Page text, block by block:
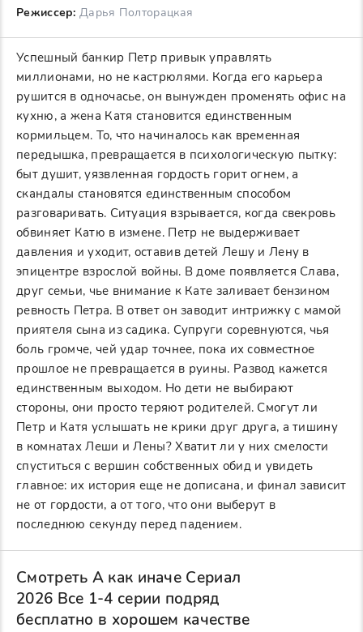
Режиссер: Дарья Полторацкая
Успешный банкир Петр привык управлять
миллионами, но не кастрюлями. Когда его карьера
рушится в одночасье, он вынужден променять офис на
кухню, а жена Катя становится единственным
кормильцем. То, что начиналось как временная
передышка, превращается в психологическую пытку:
быт душит, уязвленная гордость горит огнем, а
скандалы становятся единственным способом
разговаривать. Ситуация взрывается, когда свекровь
обвиняет Катю в измене. Петр не выдерживает
давления и уходит, оставив детей Лешу и Лену в
эпицентре взрослой войны. В доме появляется Слава,
друг семьи, чье внимание к Кате заливает бензином
ревность Петра. В ответ он заводит интрижку с мамой
приятеля сына из садика. Супруги соревнуются, чья
боль громче, чей удар точнее, пока их совместное
прошлое не превращается в руины. Развод кажется
единственным выходом. Но дети не выбирают
стороны, они просто теряют родителей. Смогут ли
Петр и Катя услышать не крики друг друга, а тишину
в комнатах Леши и Лены? Хватит ли у них смелости
спуститься с вершин собственных обид и увидеть
главное: их история еще не дописана, и финал зависит
не от гордости, а от того, что они выберут в
последнюю секунду перед падением.
Смотреть А как иначе Сериал
2026 Все 1-4 серии подряд
бесплатно в хорошем качестве